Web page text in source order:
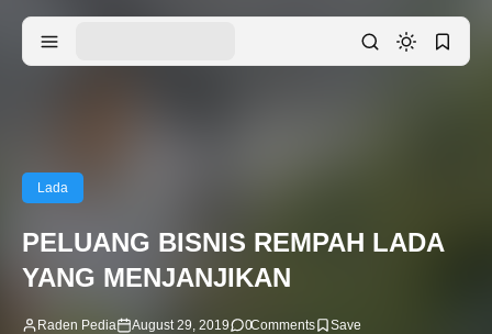
Lada
PELUANG BISNIS REMPAH LADA
YANG MENJANJIKAN
Raden Pedia August 29, 2019 0Comments